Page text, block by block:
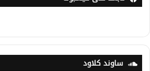
ساوند كلاود